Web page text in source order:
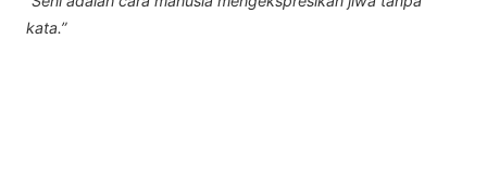
kata.”